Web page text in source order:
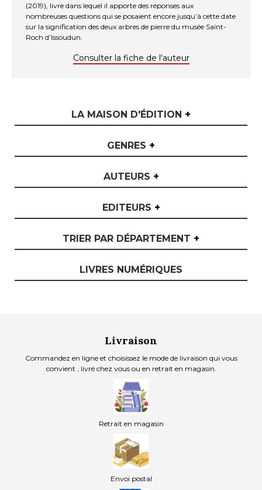
LA MAISON D'ÉDITION +
GENRES +
AUTEURS +
EDITEURS +
TRIER PAR DÉPARTEMENT +
LIVRES NUMÉRIQUES
(2019), livre dans lequel il apporte des réponses aux
nombreuses questions qui se posaient encore jusqu’à cette date
sur la signification des deux arbres de pierre du musée Saint-
Roch d’Issoudun.
Consulter la fiche de l'auteur
Livraison
Commandez en ligne et choisissez le mode de livraison qui vous
convient , livré chez vous ou en retrait en magasin.
Retrait en magasin
Envoi postal